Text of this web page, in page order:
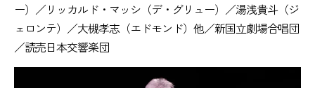
ー）／リッカルド・マッシ（デ・グリュー）／湯浅貴斗（ジ
ェロンテ）／大槻孝志（エドモンド）他／新国立劇場合唱団
／読売日本交響楽団